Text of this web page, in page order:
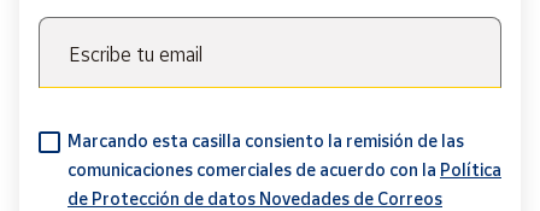
Escribe tu email
Marcando esta casilla consiento la remisión de las
comunicaciones comerciales de acuerdo con la Política
de Protección de datos Novedades de Correos